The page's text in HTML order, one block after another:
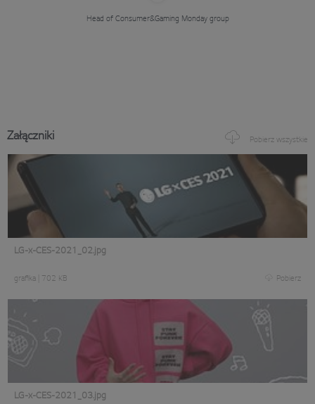
Head of Consumer&Gaming Monday group
Załączniki Pobierz wszystkie
LG-x-CES-2021_02.jpg
grafika 702 KB Pobierz
LG-x-CES-2021_03.jpg